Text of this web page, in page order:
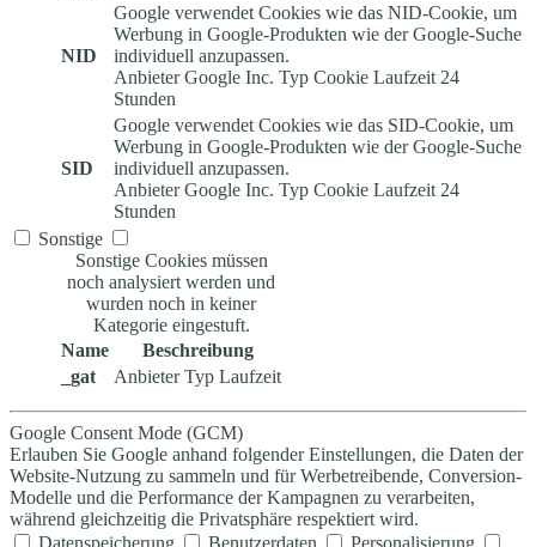
NID
Google verwendet Cookies wie das NID-Cookie, um
Werbung in Google-Produkten wie der Google-Suche
individuell anzupassen.
Anbieter Google Inc. Typ Cookie Laufzeit 24
Stunden
SID
Google verwendet Cookies wie das SID-Cookie, um
Werbung in Google-Produkten wie der Google-Suche
individuell anzupassen.
Anbieter Google Inc. Typ Cookie Laufzeit 24
Stunden
Sonstige
Sonstige Cookies müssen
noch analysiert werden und
wurden noch in keiner
Kategorie eingestuft.
Name
Beschreibung
_gat
Anbieter Typ Laufzeit
Google Consent Mode (GCM)
Erlauben Sie Google anhand folgender Einstellungen, die Daten der
Website-Nutzung zu sammeln und für Werbetreibende, Conversion-
Modelle und die Performance der Kampagnen zu verarbeiten,
während gleichzeitig die Privatsphäre respektiert wird.
Datenspeicherung
Benutzerdaten
Personalisierung